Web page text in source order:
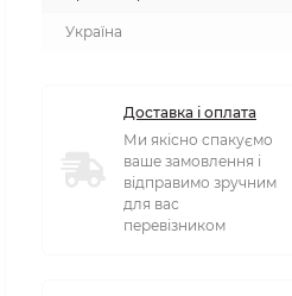
Україна
Доставка і оплата
Ми якісно спакуємо
ваше замовлення і
відправимо зручним
для вас
перевізником